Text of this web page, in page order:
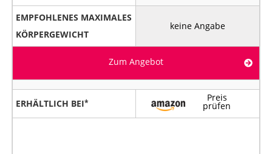
EMPFOHLENES MAXIMALES
KÖRPERGEWICHT
keine Angabe
Zum Angebot
ERHÄLTLICH BEI
Preis
prüfen